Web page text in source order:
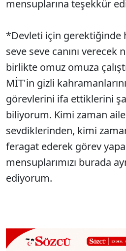
mensuplarına teşekkür
*Devleti için gerektiğinde
seve seve canını
birlikte omuz omuza
MİT'in gizli
görevlerini ifa ettiklerini
biliyorum. Kimi zaman
sevdiklerinden, kimi
feragat ederek görev
mensuplarımızı burada
ediyorum.